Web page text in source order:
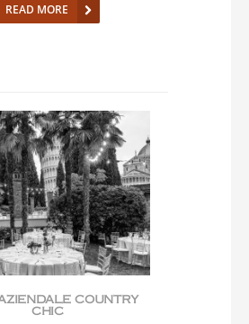
READ MORE
COUNTRY
CHIC